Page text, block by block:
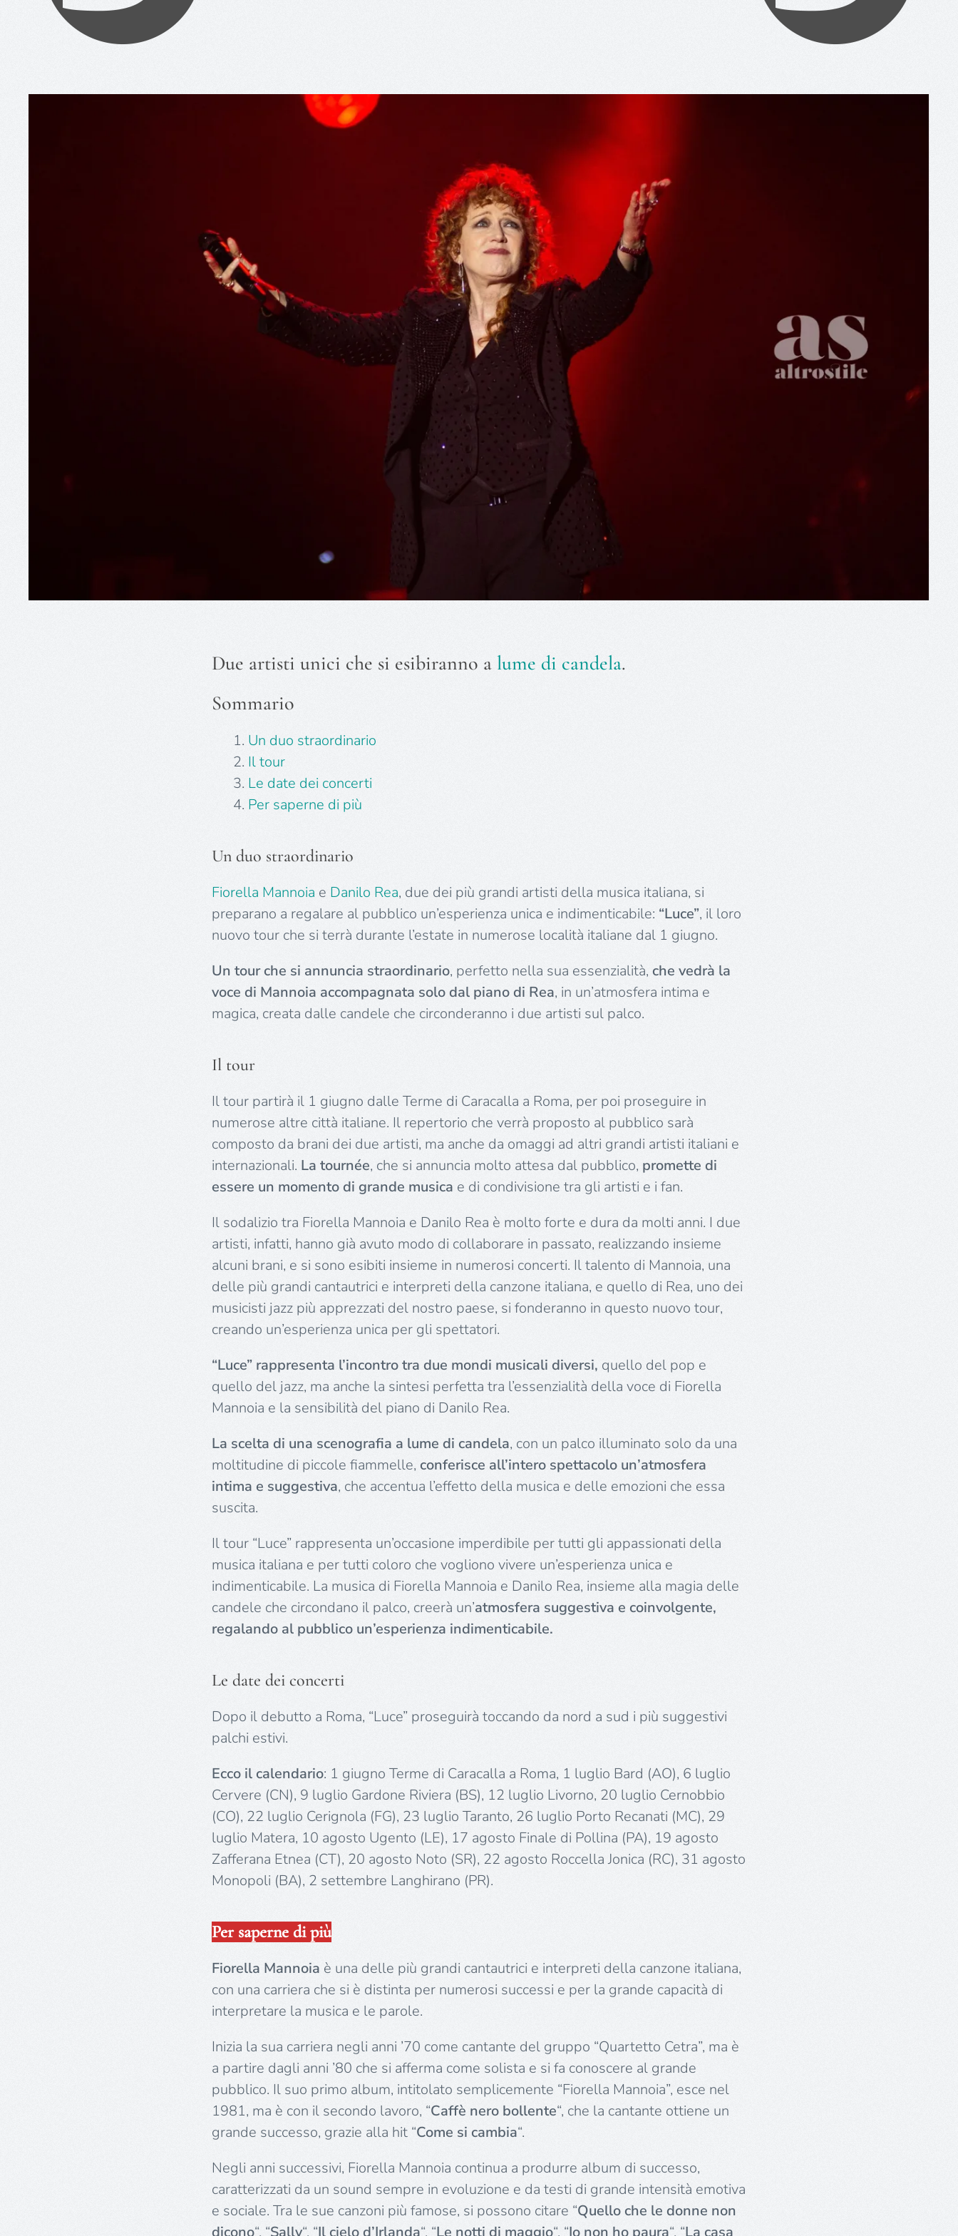
Due artisti unici che si esibiranno a lume di candela.
Sommario
Un duo straordinario
Il tour
Le date dei concerti
Per saperne di più
Un duo straordinario
Fiorella Mannoia e Danilo Rea, due dei più grandi artisti della musica italiana, si
preparano a regalare al pubblico un’esperienza unica e indimenticabile: “Luce”, il loro
nuovo tour che si terrà durante l’estate in numerose località italiane dal 1 giugno.
Un tour che si annuncia straordinario, perfetto nella sua essenzialità, che vedrà la
voce di Mannoia accompagnata solo dal piano di Rea, in un’atmosfera intima e
magica, creata dalle candele che circonderanno i due artisti sul palco.
Il tour
Il tour partirà il 1 giugno dalle Terme di Caracalla a Roma, per poi proseguire in
numerose altre città italiane. Il repertorio che verrà proposto al pubblico sarà
composto da brani dei due artisti, ma anche da omaggi ad altri grandi artisti italiani e
internazionali. La tournée, che si annuncia molto attesa dal pubblico, promette di
essere un momento di grande musica e di condivisione tra gli artisti e i fan.
Il sodalizio tra Fiorella Mannoia e Danilo Rea è molto forte e dura da molti anni. I due
artisti, infatti, hanno già avuto modo di collaborare in passato, realizzando insieme
alcuni brani, e si sono esibiti insieme in numerosi concerti. Il talento di Mannoia, una
delle più grandi cantautrici e interpreti della canzone italiana, e quello di Rea, uno dei
musicisti jazz più apprezzati del nostro paese, si fonderanno in questo nuovo tour,
creando un’esperienza unica per gli spettatori.
“Luce” rappresenta l’incontro tra due mondi musicali diversi, quello del pop e
quello del jazz, ma anche la sintesi perfetta tra l’essenzialità della voce di Fiorella
Mannoia e la sensibilità del piano di Danilo Rea.
La scelta di una scenografia a lume di candela, con un palco illuminato solo da una
moltitudine di piccole fiammelle, conferisce all’intero spettacolo un’atmosfera
intima e suggestiva, che accentua l’effetto della musica e delle emozioni che essa
suscita.
Il tour “Luce” rappresenta un’occasione imperdibile per tutti gli appassionati della
musica italiana e per tutti coloro che vogliono vivere un’esperienza unica e
indimenticabile. La musica di Fiorella Mannoia e Danilo Rea, insieme alla magia delle
candele che circondano il palco, creerà un’atmosfera suggestiva e coinvolgente,
regalando al pubblico un’esperienza indimenticabile.
Le date dei concerti
Dopo il debutto a Roma, “Luce” proseguirà toccando da nord a sud i più suggestivi
palchi estivi.
Ecco il calendario: 1 giugno Terme di Caracalla a Roma, 1 luglio Bard (AO), 6 luglio
Cervere (CN), 9 luglio Gardone Riviera (BS), 12 luglio Livorno, 20 luglio Cernobbio
(CO), 22 luglio Cerignola (FG), 23 luglio Taranto, 26 luglio Porto Recanati (MC), 29
luglio Matera, 10 agosto Ugento (LE), 17 agosto Finale di Pollina (PA), 19 agosto
Zafferana Etnea (CT), 20 agosto Noto (SR), 22 agosto Roccella Jonica (RC), 31 agosto
Monopoli (BA), 2 settembre Langhirano (PR).
Per saperne di più
Fiorella Mannoia è una delle più grandi cantautrici e interpreti della canzone italiana,
con una carriera che si è distinta per numerosi successi e per la grande capacità di
interpretare la musica e le parole.
Inizia la sua carriera negli anni ’70 come cantante del gruppo “Quartetto Cetra”, ma è
a partire dagli anni ’80 che si afferma come solista e si fa conoscere al grande
pubblico. Il suo primo album, intitolato semplicemente “Fiorella Mannoia”, esce nel
1981, ma è con il secondo lavoro, “Caffè nero bollente“, che la cantante ottiene un
grande successo, grazie alla hit “Come si cambia“.
Negli anni successivi, Fiorella Mannoia continua a produrre album di successo,
caratterizzati da un sound sempre in evoluzione e da testi di grande intensità emotiva
e sociale. Tra le sue canzoni più famose, si possono citare “Quello che le donne non